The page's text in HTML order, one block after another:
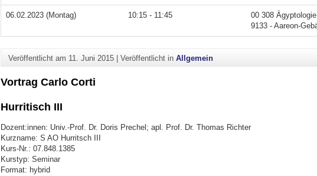
06.02.2023 (Montag) 10:15 - 11:45
00 308 Ägyptologie
9133 - Aareon-
Veröffentlicht am 11. Juni 2015 |Veröffentlicht inAllgemein
Vortrag Carlo Corti
Hurritisch III
Dozent:innen: Univ.-Prof. Dr. Doris Prechel; apl. Prof. Dr. Thomas Richter
Kurzname: S AO Hurritsch III
Kurs-Nr.: 07.848.1385
Kurstyp: Seminar
Format: hybrid